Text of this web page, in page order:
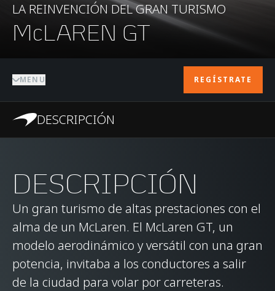
LA REINVENCIÓN DEL GRAN TURISMO
McLAREN GT
MENU REGÍSTRATE
DESCRIPCIÓN
DESCRIPCIÓN
Un gran turismo de altas prestaciones con el
alma de un McLaren. El McLaren GT, un
modelo aerodinámico y versátil con una gran
potencia, invitaba a los conductores a salir
de la ciudad para volar por carreteras.